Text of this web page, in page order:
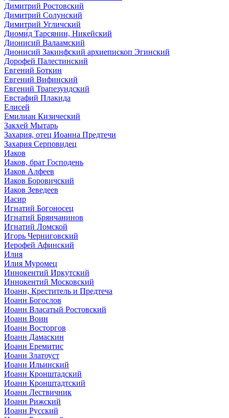
Димитрий Ростовский
Димитрий Солунский
Димитрий Угличский
Диоми́д Тарсянин, Никейский
Дионисий Валаамский
Дионисий Закинфский архиепископ Эгинский
Дорофей Палестинский
Евгений Боткин
Евгений Вифинский
Евгений Трапезундский
Евстафий Плакида
Елисей
Емилиан Кизический
Закхей Мытарь
Захария, отец Иоанна Предтечи
Захария Серповидец
Иаков
Иаков, брат Господень
Иаков Алфеев
Иаков Боровичский
Иаков Зеведеев
Иасир
Игнатий Богоносец
Игнатий Брянчанинов
Игнатий Ломской
Игорь Черниговский
Иерофей Афинский
Илия
Илия Муромец
Иннокентий Иркутский
Иннокентий Московский
Иоанн, Креститель и Предтеча
Иоанн Богослов
Иоанн Власатый Ростовский
Иоанн Воин
Иоанн Восторгов
Иоанн Дамаскин
Иоанн Еремитис
Иоанн Златоуст
Иоанн Ильинский
Иоанн Кронштадский
Иоанн Кронштадтский
Иоанн Лествичник
Иоанн Рижский
Иоанн Русский